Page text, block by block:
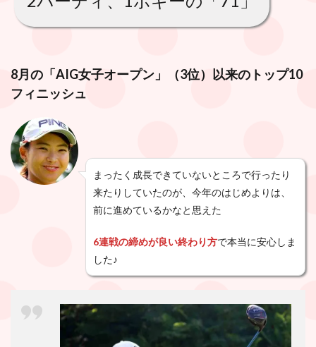
8月の「AIG女子オープン」（3位）以来のトップ10
フィニッシュ
まったく成長できていないところで行ったり
来たりしていたのが、今年のはじめよりは、
前に進めているかなと思えた
6連戦の締めが良い終わり方で本当に安心しま
した♪